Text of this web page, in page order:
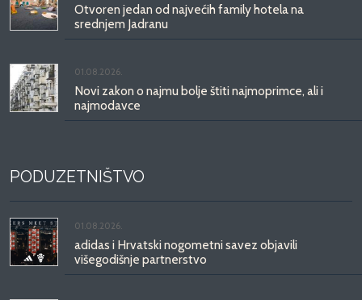
Otvoren jedan od najvećih family hotela na
srednjem Jadranu
01.08.2026.
Novi zakon o najmu bolje štiti najmoprimce, ali i
najmodavce
PODUZETNIŠTVO
01.08.2026.
adidas i Hrvatski nogometni savez objavili
višegodišnje partnerstvo